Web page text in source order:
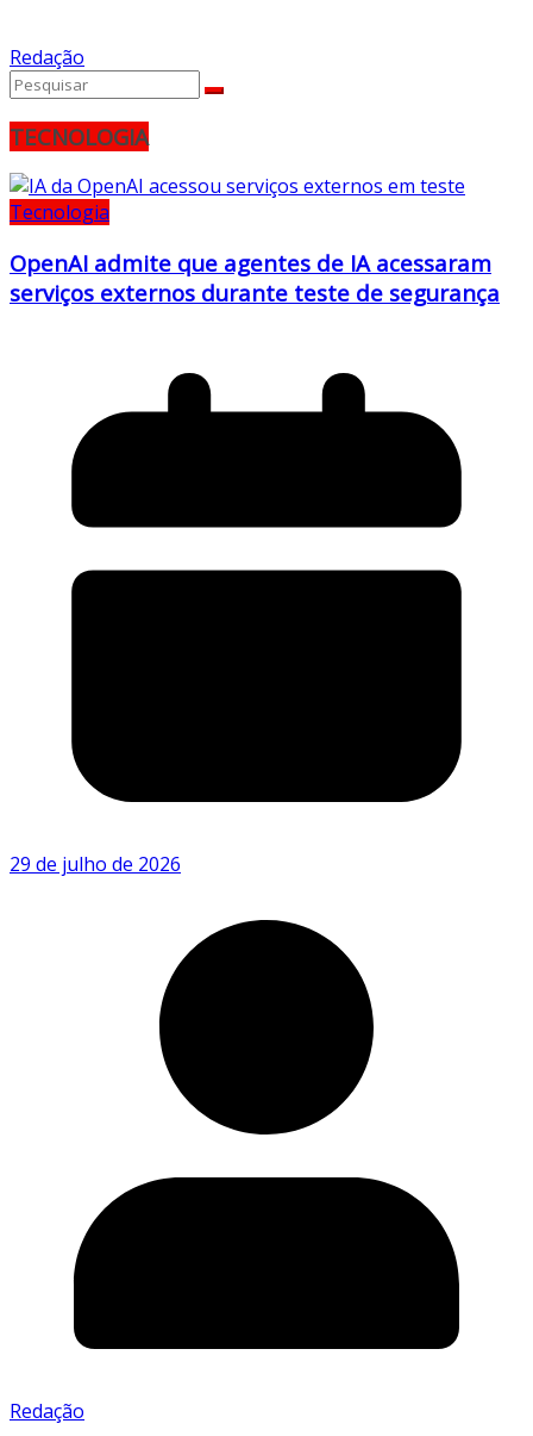
Redação
TECNOLOGIA
Tecnologia
OpenAI admite que agentes de IA acessaram
serviços externos durante teste de segurança
29 de julho de 2026
Redação